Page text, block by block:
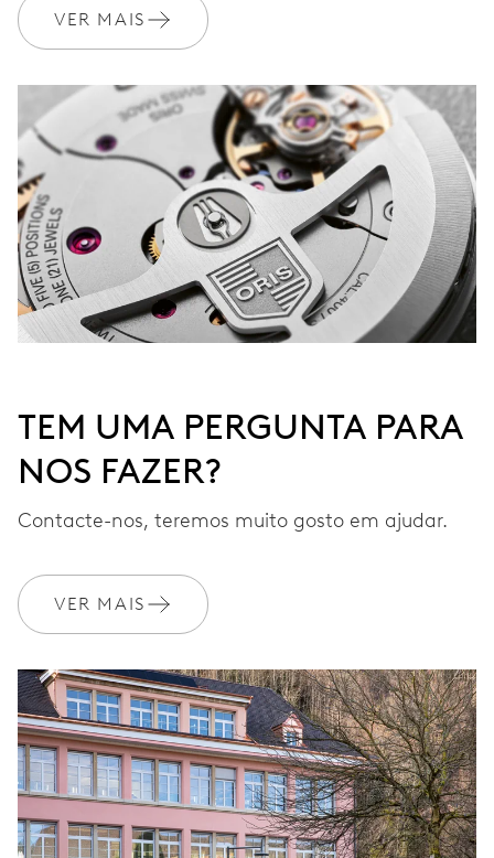
GARANTIA
garantia para 3 anos
MYORIS
VER MAIS
TEM UMA PERGUNTA PARA
NOS FAZER?
Contacte-nos, teremos muito gosto em ajudar.
VER MAIS